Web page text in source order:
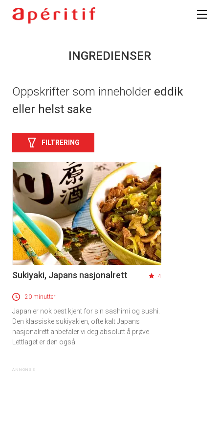
INGREDIENSER
Oppskrifter som inneholder eddik
eller helst sake
FILTRERING
Sukiyaki, Japans nasjonalrett 4
20 minutter
Japan er nok best kjent for sin sashimi og sushi.
Den klassiske sukiyakien, ofte kalt Japans
nasjonalrett anbefaler vi deg absolutt å prøve.
Lettlaget er den også.